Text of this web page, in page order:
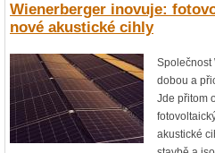
Wienerberger inovuje:
nové akustické cihly
Společnost
dobou a
Jde přitom
akustické